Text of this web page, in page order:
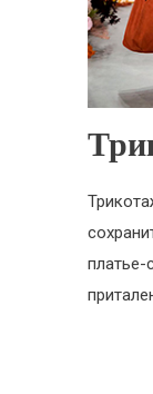
платье-